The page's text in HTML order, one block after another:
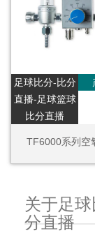
足球比分-比分
直播-足球篮球
比分直播
TF6000系列空
关于足
分直播